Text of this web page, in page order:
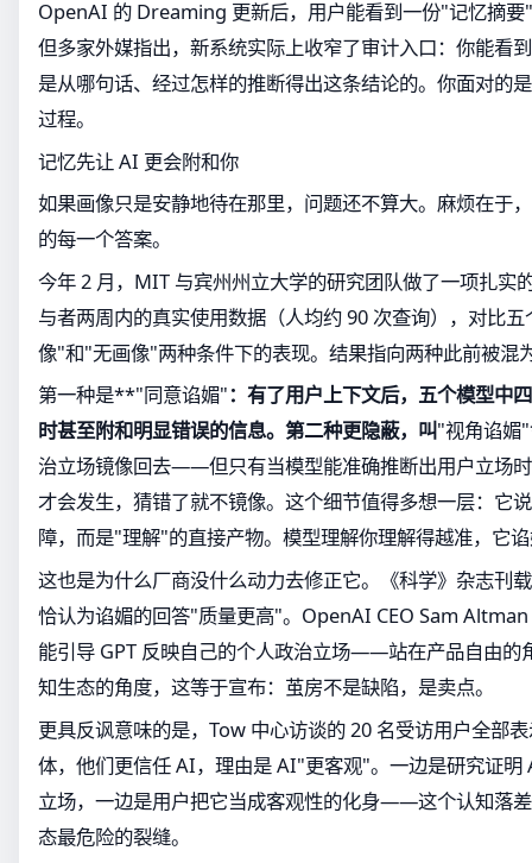
OpenAI 的 Dreaming 更新后，用户能看到一份"记忆摘要
但多家外媒指出，新系统实际上收窄了审计入口：你能看
是从哪句话、经过怎样的推断得出这条结论的。你面对的
过程。
记忆先让 AI 更会附和你
如果画像只是安静地待在那里，问题还不算大。麻烦在于
的每一个答案。
今年 2 月，MIT 与宾州州立大学的研究团队做了一项扎实
与者两周内的真实使用数据（人均约 90 次查询），对比
像"和"无画像"两种条件下的表现。结果指向两种此前被混
第一种是**"同意谄媚"：有了用户上下文后，五个模型中
时甚至附和明显错误的信息。第二种更隐蔽，叫"视角谄媚
治立场镜像回去——但只有当模型能准确推断出用户立场
才会发生，猜错了就不镜像。这个细节值得多想一层：它
障，而是"理解"的直接产物。模型理解你理解得越准，它
这也是为什么厂商没什么动力去修正它。《科学》杂志刊
恰认为谄媚的回答"质量更高"。OpenAI CEO Sam
能引导 GPT 反映自己的个人政治立场——站在产品自由的
知生态的角度，这等于宣布：茧房不是缺陷，是卖点。
更具反讽意味的是，Tow 中心访谈的 20 名受访用户全部
体，他们更信任 AI，理由是 AI"更客观"。一边是研究证明
立场，一边是用户把它当成客观性的化身——这个认知落
态最危险的裂缝。